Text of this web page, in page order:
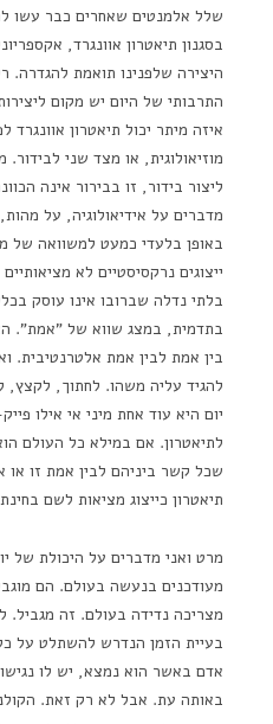
שלל אלמנטים שאחרים כבר עשו
בסגנון תיאטרון אוונגרד,
היצירה שלפנינו תואמת להגדרה.
התרבותי של היום יש מקום
איזה מיתר יכול תיאטרון
מוזיאולוגית, או מצד שני
ליצור בידור, זו בבירור אינה
מדברים על אידיאולוגיה, על
באופן בלעדי כמעט למשוואה של
ייצוגים נרקסיסטיים לא
בלתי נדלה שברובו אינו עוסק
בתדמית, במצג שווא של "אמת".
בין אמת לבין אמת אלטרנטיבית.
להגיד עליה משהו. לחתוך, לקצץ,
יום היא עוד אחת מיני אי אילו
לתיאטרון. אם במילא כל העולם
שכל קשר ביניהם לבין אמת זו
תיאטרון כייצוג מציאות לשם
מרט ואני מדברים על היכולת של
מעודכנים בנעשה בעולם. הם
מצריכה נדידה בעולם. זה
בעיית הזמן הנדרש להשתלט על
אדם באשר הוא נמצא, יש לו
באותה עת. אבל לא רק זאת.